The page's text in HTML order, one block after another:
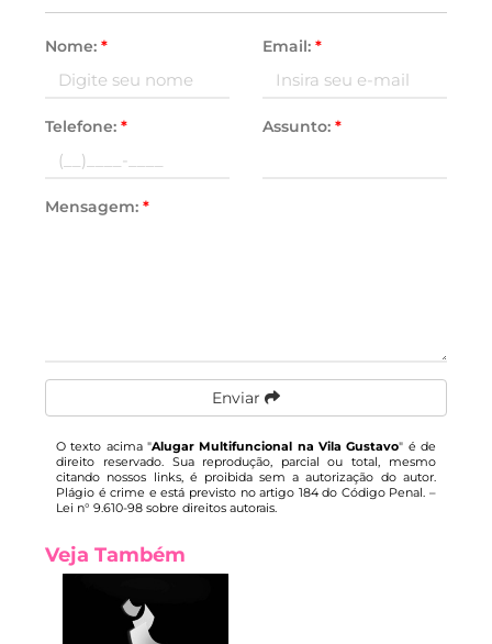
Nome:* Email: *
Telefone:* Assunto: *
Mensagem:*
Enviar
O texto acima "Alugar Multifuncional na Vila Gustavo" é de
direito reservado. Sua reprodução, parcial ou total, mesmo
citando nossos links, é proibida sem a autorização do autor.
Plágio é crime e está previsto no artigo 184 do Código Penal. –
Lei n° 9.610-98 sobre direitos autorais.
Veja Também